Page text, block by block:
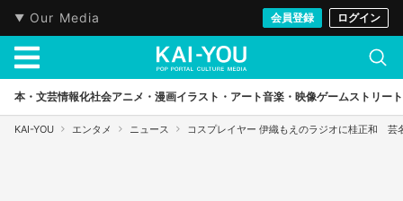
Our Media 会員登録 ログイン
本・文芸情報化社会アニメ・漫画イラスト・アート音楽・映像ゲームストリート
KAI-YOU エンタメ ニュース コスプレイヤー 伊織もえのラジオに桂正和 芸